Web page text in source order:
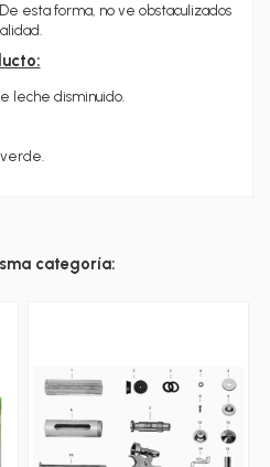
esta forma, no ve obstaculizados
leche disminuido.
categoría: